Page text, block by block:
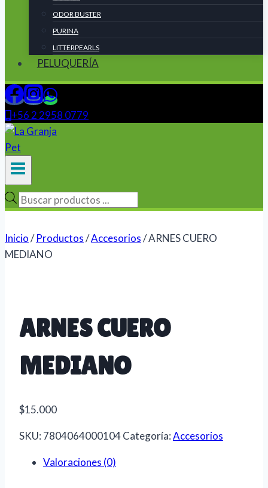
ODOR BUSTER
PURINA
LITTERPEARLS
PELUQUERÍA
+56 2 2958 0779
Búsqueda
productos
Inicio/ Productos/Accesorios/ARNES CUERO
MEDIANO
ARNES CUERO
MEDIANO
$15.000
SKU: 7804064000104Categoría:Accesorios
Valoraciones (0)